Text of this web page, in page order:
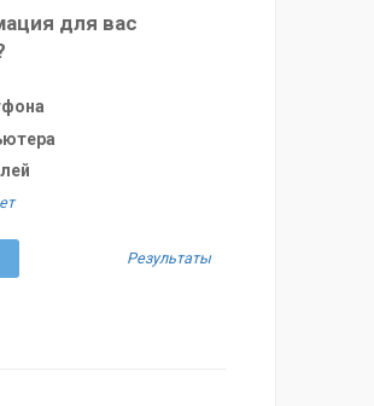
для вас
Результаты